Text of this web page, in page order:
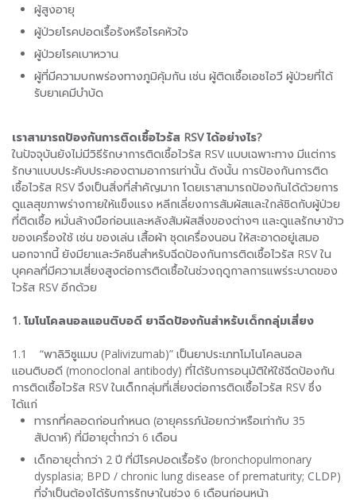
ผู้สูงอายุ
ผู้ป่วยโรคปอดเรื้อรังหรือโรคหัวใจ
ผู้ป่วยโรคเบาหวาน
ผู้ที่มีความบกพร่องทางภูมิคุ้มกัน เช่น ผู้ติดเชื้อเอชไอวี ผู้ป่วยที่ได้
รับยาเคมีบำบัด
เราสามารถป้องกันการติดเชื้อไวรัส RSV ได้อย่างไร?
ในปัจจุบันยังไม่มีวิธีรักษาการติดเชื้อไวรัส RSV แบบเฉพาะทาง มีแต่การ
รักษาแบบประคับประคองตามอาการเท่านั้น ดังนั้น การป้องกันการติด
เชื้อไวรัส RSV จึงเป็นสิ่งที่สำคัญมาก โดยเราสามารถป้องกันได้ด้วยการ
ดูแลสุขภาพร่างกายให้แข็งแรง หลีกเลี่ยงการสัมผัสและใกล้ชิดกับผู้ป่วย
ที่ติดเชื้อ หมั่นล้างมือก่อนและหลังสัมผัสสิ่งของต่างๆ และดูแลรักษาข้าว
ของเครื่องใช้ เช่น ของเล่น เสื้อผ้า ชุดเครื่องนอน ให้สะอาดอยู่เสมอ
นอกจากนี้ ยังมียาและวัคซีนสำหรับฉีดป้องกันการติดเชื้อไวรัส RSV ใน
บุคคลที่มีความเสี่ยงสูงต่อการติดเชื้อในช่วงฤดูกาลการแพร่ระบาดของ
ไวรัส RSV อีกด้วย
1. โมโนโคลนอลแอนติบอดี ยาฉีดป้องกันสำหรับเด็กกลุ่มเสี่ยง
1.1 “พาลิวิซูแมบ (Palivizumab)” เป็นยาประเภทโมโนโคลนอล
แอนติบอดี (monoclonal antibody) ที่ได้รับการอนุมัติให้ใช้ฉีดป้องกัน
การติดเชื้อไวรัส RSV ในเด็กกลุ่มที่เสี่ยงต่อการติดเชื้อไวรัส RSV ซึ่ง
ได้แก่
ทารกที่คลอดก่อนกำหนด (อายุครรภ์น้อยกว่าหรือเท่ากับ 35
สัปดาห์) ที่มีอายุต่ำกว่า 6 เดือน
​เด็กอายุต่ำกว่า 2 ปี ที่มีโรคปอดเรื้อรัง (bronchopulmonary
dysplasia; BPD / chronic lung disease of prematurity; CLDP)
ที่จำเป็นต้องได้รับการรักษาในช่วง 6 เดือนก่อนหน้า